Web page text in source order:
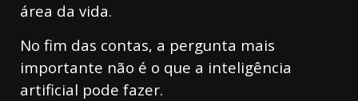
área da vida.
No fim das contas, a pergunta mais
importante não é o que a inteligência
artificial pode fazer.